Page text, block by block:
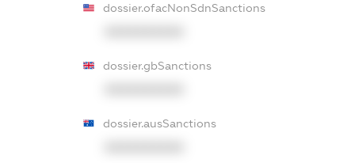
dossier.ofacNonSdnSanctions
dossier.gbSanctions
dossier.ausSanctions